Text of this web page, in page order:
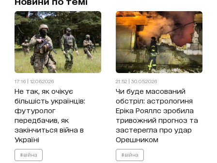
17:16 | 12.06.2026
Не так, як очікує
більшість українців:
футуролог
передбачив, як
закінчиться війна в
Україні
#війна
21:52 | 30.05.2026
Чи буде масований
обстріл: астрологиня
Еріка Рояллс зробила
тривожний прогноз та
застерегла про удар
Орешником
#війна